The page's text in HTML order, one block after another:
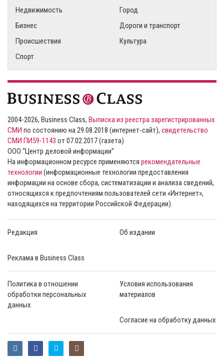
Недвижимость
Город
Бизнес
Дороги и транспорт
Происшествия
Культура
Спорт
2004-2026, Business Class, Выписка из реестра зарегистрированных
СМИ по состоянию на 29.08.2018 (интернет-сайт), свидетельство
СМИ ПИ59-1143 от 07.02.2017 (газета)
ООО “Центр деловой информации”
На информационном ресурсе применяются рекомендательные
технологии (информационные технологии предоставления
информации на основе сбора, систематизации и анализа сведений,
относящихся к предпочтениям пользователей сети «Интернет»,
находящихся на территории Российской Федерации).
Редакция Об издании
Реклама в Business Class
Политика в отношении
обработки персональных
данных
Условия использования
материалов
Согласие на обработку данных